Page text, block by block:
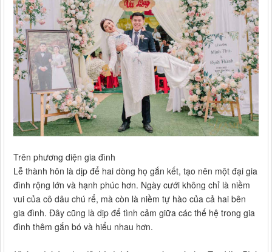
Trên phương diện gia đình
Lễ thành hôn là dịp để hai dòng họ gắn kết, tạo nên một đại gia
đình rộng lớn và hạnh phúc hơn. Ngày cưới không chỉ là niềm
vui của cô dâu chú rể, mà còn là niềm tự hào của cả hai bên
gia đình. Đây cũng là dịp để tình cảm giữa các thế hệ trong gia
đình thêm gắn bó và hiểu nhau hơn.